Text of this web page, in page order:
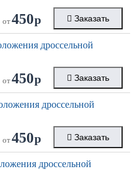
от450р Заказать
дроссельной
от450р Заказать
дроссельной
от450р Заказать
дроссельной